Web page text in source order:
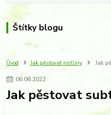
Štítky blogu
Úvod Jak pěstovat rostliny Jak
06.06.2022
Jak pěstovat